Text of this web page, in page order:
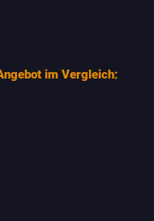
im Vergleich:​